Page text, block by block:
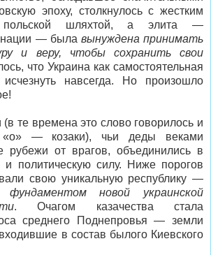
эпоху, столкнулось с жестким
польской шляхтой, а элита —
нации — была вынуждена принимать
и веру, чтобы сохранить свои
что Украина как самостоятельная
навсегда. Но произошло
(в те времена это слово говорилось и
«о» — козаки), чьи деды веками
от врагов, объединились в
политическую силу. Ниже порогов
свою уникальную республику —
новой украинской
. Очагом казачества стала
среднего Поднепровья — земли
в состав былого Киевского